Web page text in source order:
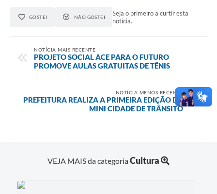
GOSTEI NÃO GOSTEI
Seja o primeiro a curtir esta
notícia.
NOTÍCIA MAIS RECENTE
PROJETO SOCIAL ACE PARA O FUTURO
PROMOVE AULAS GRATUITAS DE TÊNIS
NOTÍCIA MENOS RECENTE
PREFEITURA REALIZA A PRIMEIRA EDIÇÃO DA
MINI CIDADE DE TRÂNSITO
VEJA MAIS da categoriaCultura